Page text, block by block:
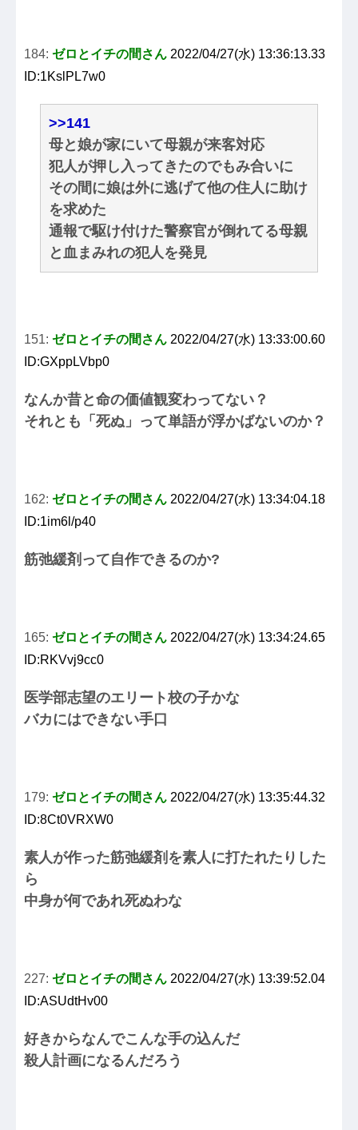
184: ゼロとイチの間さん 2022/04/27(水) 13:36:13.33
ID:1KslPL7w0
>>141
母と娘が家にいて母親が来客対応
犯人が押し入ってきたのでもみ合いに
その間に娘は外に逃げて他の住人に助け
を求めた
通報で駆け付けた警察官が倒れてる母親
と血まみれの犯人を発見
151: ゼロとイチの間さん 2022/04/27(水) 13:33:00.60
ID:GXppLVbp0
なんか昔と命の価値観変わってない？
それとも「死ぬ」って単語が浮かばないのか？
162: ゼロとイチの間さん 2022/04/27(水) 13:34:04.18
ID:1im6l/p40
筋弛緩剤って自作できるのか?
165: ゼロとイチの間さん 2022/04/27(水) 13:34:24.65
ID:RKVvj9cc0
医学部志望のエリート校の子かな
バカにはできない手口
179: ゼロとイチの間さん 2022/04/27(水) 13:35:44.32
ID:8Ct0VRXW0
素人が作った筋弛緩剤を素人に打たれたりした
ら
中身が何であれ死ぬわな
227: ゼロとイチの間さん 2022/04/27(水) 13:39:52.04
ID:ASUdtHv00
好きからなんでこんな手の込んだ
殺人計画になるんだろう